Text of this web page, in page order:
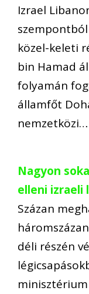
Izrael
közel-keleti
bin Hamad
folyamán
államfőt
nemzetközi…
Nagyon
elleni izraeli
Százan
déli részén